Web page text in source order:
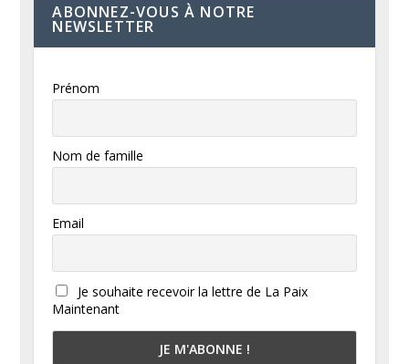
ABONNEZ-VOUS À NOTRE
NEWSLETTER
Prénom
Nom de famille
Email
Je souhaite recevoir la lettre de La Paix
Maintenant